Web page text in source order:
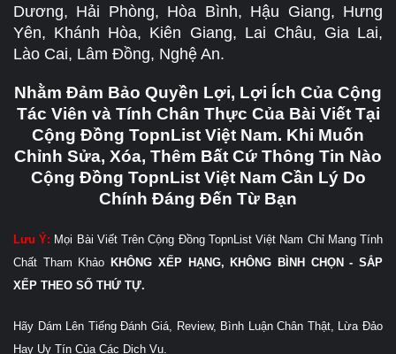
Dương, Hải Phòng, Hòa Bình, Hậu Giang, Hưng
Yên, Khánh Hòa, Kiên Giang, Lai Châu, Gia Lai,
Lào Cai, Lâm Đồng, Nghệ An.
Nhằm Đảm Bảo Quyền Lợi, Lợi Ích Của Cộng
Tác Viên và Tính Chân Thực Của Bài Viết Tại
Cộng Đồng TopnList Việt Nam. Khi Muốn
Chỉnh Sửa, Xóa, Thêm Bất Cứ Thông Tin Nào
Cộng Đồng TopnList Việt Nam Cần Lý Do
Chính Đáng Đến Từ Bạn
Lưu Ý: Mọi Bài Viết Trên Cộng Đồng TopnList Việt Nam Chỉ Mang Tính
Chất Tham KhảoKHÔNG XẾP HẠNG, KHÔNG BÌNH CHỌN - SẮP
XẾP THEO SỐ THỨ TỰ.
Hãy Dám Lên Tiếng Đánh Giá, Review, Bình Luận Chân Thật, Lừa Đảo
Hay Uy Tín Của Các Dịch Vụ.